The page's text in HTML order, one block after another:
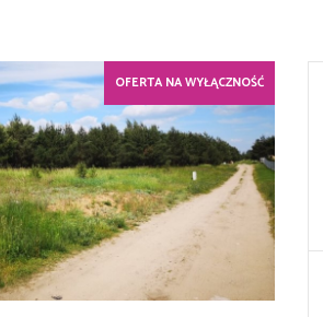
OFERTA NA WYŁĄCZNOŚĆ